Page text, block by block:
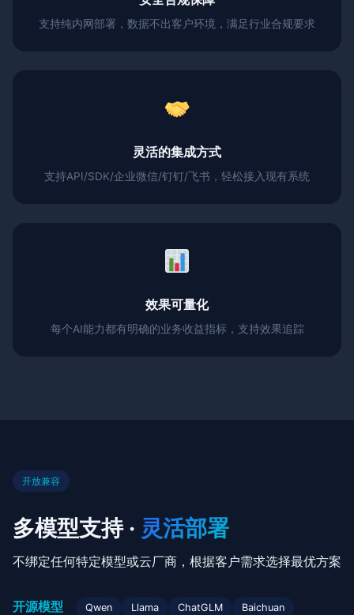
支持纯内网部署，数据不出客户环境，满足行业合规要求
灵活的集成方式
支持API/SDK/企业微信/钉钉/飞书，轻松接入现有系统
效果可量化
每个AI能力都有明确的业务收益指标，支持效果追踪
开放兼容
多模型支持 · 灵活部署
不绑定任何特定模型或云厂商，根据客户需求选择最优方案
开源模型 Qwen Llama ChatGLM Baichuan